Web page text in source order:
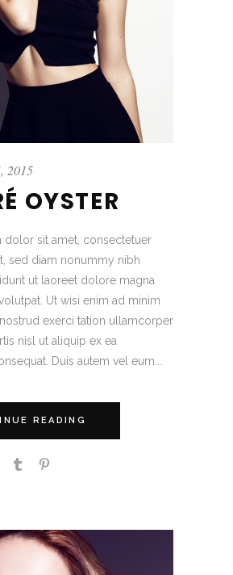
2015
OYSTER
dolor sit amet, consectetuer
sed diam nonummy nibh
ut laoreet dolore magna
Ut wisi enim ad minim
exerci tation ullamcorper
nisl ut aliquip ex ea
Duis autem vel eum...
READING